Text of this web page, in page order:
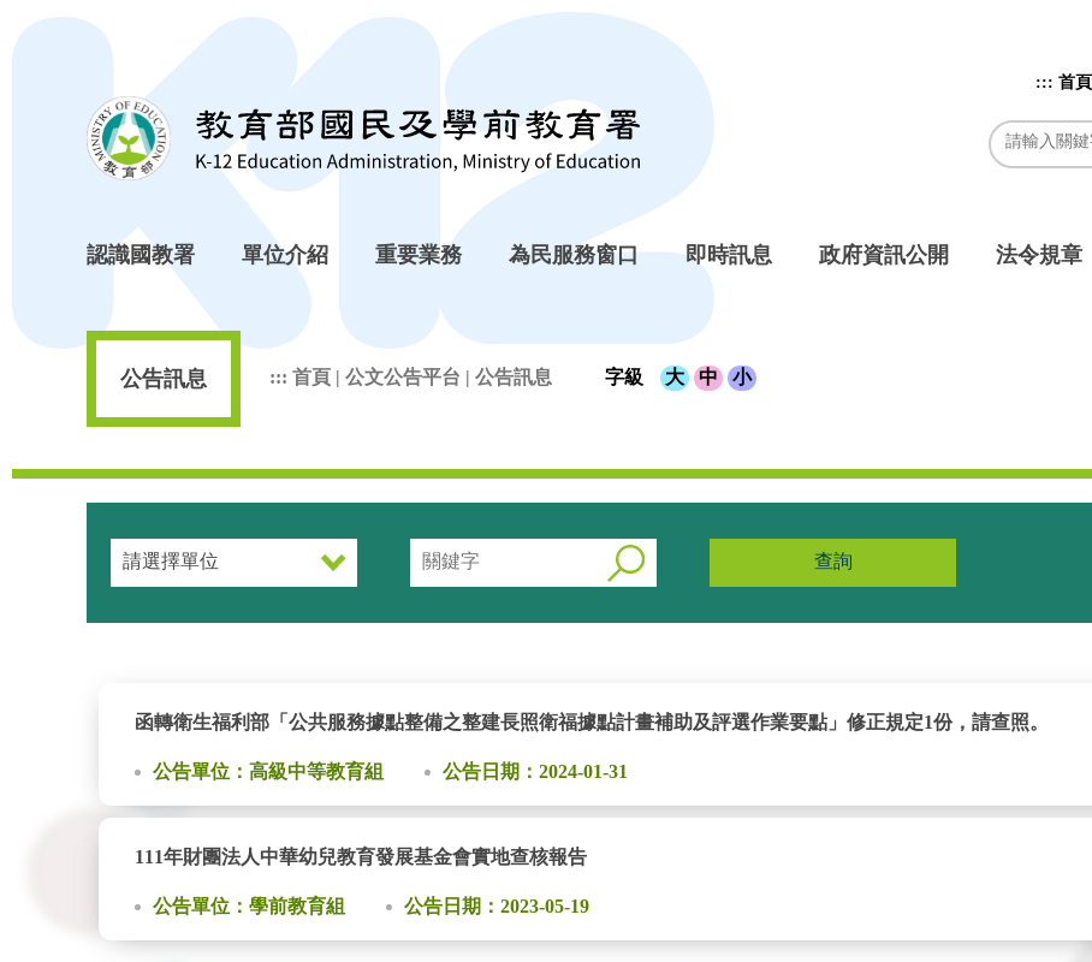
跳到主要內容區塊
::: 首頁
認識國教署 單位介紹 重要業務 為民服務窗口 即時訊息 政府資訊公開 法令規章
公告訊息 ::: 首頁 | 公文公告平台 | 公告訊息 字級 大 中 小
查詢
函轉衛生福利部「公共服務據點整備之整建長照衛福據點計畫補助及評選作業要點」修正規定1份，請查照。
公告單位：高級中等教育組 公告日期：2024-01-31
111年財團法人中華幼兒教育發展基金會實地查核報告
公告單位：學前教育組 公告日期：2023-05-19